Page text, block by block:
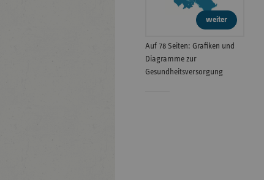
weiter
Auf 78 Seiten: Grafiken und
Diagramme zur
Gesundheitsversorgung